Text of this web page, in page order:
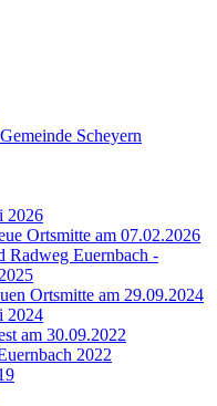
Scheyern
2026
Ortsmitte am 07.02.2026
Radweg Euernbach -
Ortsmitte am 29.09.2024
2024
am 30.09.2022
2022